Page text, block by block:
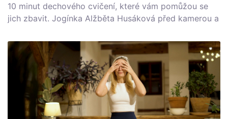
10 minut dechového cvičení, které vám pomůžou se
jich zbavit. Jogínka Alžběta Husáková před kamerou a
další díl se seriálu "nadechni se".